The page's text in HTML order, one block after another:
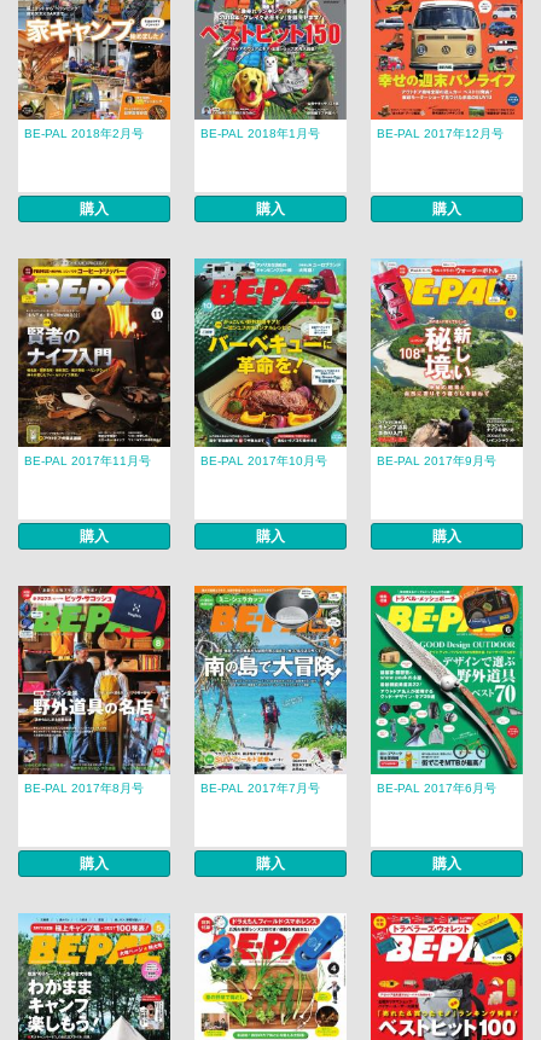
BE-PAL 2018年2月号
購入
BE-PAL 2018年1月号
購入
BE-PAL 2017年12月号
購入
BE-PAL 2017年11月号
購入
BE-PAL 2017年10月号
購入
BE-PAL 2017年9月号
購入
BE-PAL 2017年8月号
購入
BE-PAL 2017年7月号
購入
BE-PAL 2017年6月号
購入